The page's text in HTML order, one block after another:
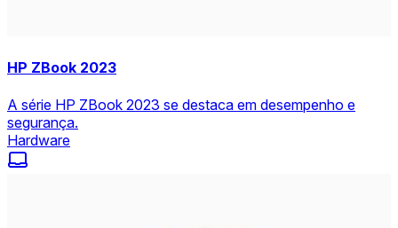
HP ZBook 2023
A série HP ZBook 2023 se destaca em desempenho e
segurança.
Hardware